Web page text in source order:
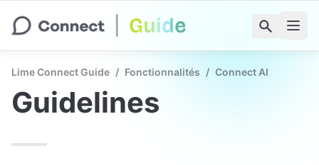
Lime Connect Guide / Fonctionnalités / Connect AI
Guidelines